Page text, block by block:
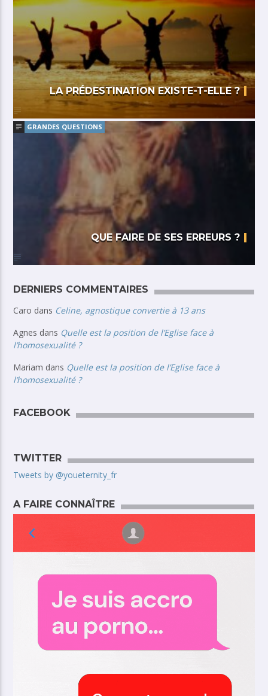
LA PRÉDESTINATION EXISTE-T-ELLE ?
GRANDES QUESTIONS
QUE FAIRE DE SES ERREURS ?
DERNIERS COMMENTAIRES
Caro dans Celine, agnostique convertie à 13 ans
Agnes dans Quelle est la position de l’Eglise face à
l’homosexualité ?
Mariam dans Quelle est la position de l’Eglise face à
l’homosexualité ?
FACEBOOK
TWITTER
Tweets by @youeternity_fr
A FAIRE CONNAÎTRE